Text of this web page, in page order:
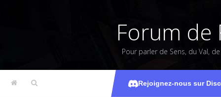
Forum de
Pour parler de Sens, du Val,
Rejoignez-nous sur